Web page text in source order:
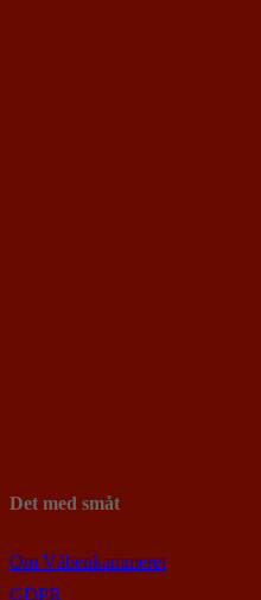
Det med småt
Om Våbenkammeret
GDPR